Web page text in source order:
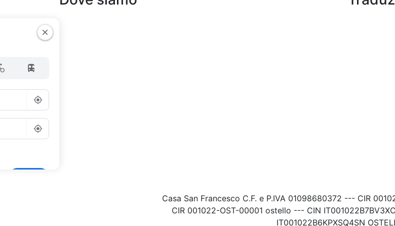
Casa San Francesco C.F. e P.IVA 01098680372 --- CIR
CIR 001022-OST-00001 ostello --- CIN
IT001022B6KPXSQ4SN